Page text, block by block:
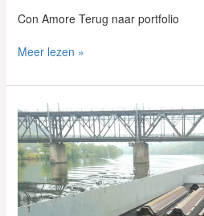
Con Amore Terug naar portfolio
Meer lezen »
Constructie
ladingen